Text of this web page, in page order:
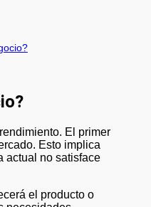
Esto implica
actual no satisface
el producto o